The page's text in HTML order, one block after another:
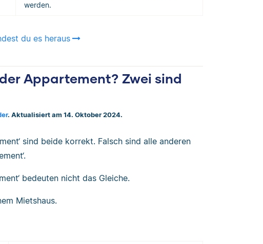
werden.
du es heraus
Appartement? Zwei sind
. Aktualisiert am 14. Oktober 2024.
sind beide korrekt. Falsch sind alle anderen
bedeuten nicht das Gleiche.
Mietshaus.